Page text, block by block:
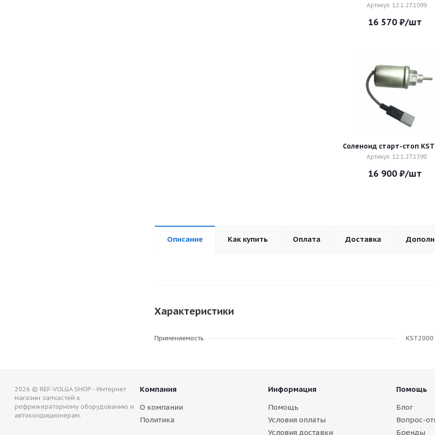
Артикул: 12.1.27.1099
16 570₽/шт
Соленоид старт-стоп
Артикул: 12.1.27.1390
16 900₽/шт
Описание Как купить Оплата Доставка
Характеристики
Применяемость KST2000
2026 © REF-VOLGA SHOP - Интернет
магазин запчастей к
рефрижераторному оборудованию и
автокондиционерам.
Компания
О компании
Политика
Информация
Помощь
Условия оплаты
Условия доставки
Помощь
Блог
Вопрос-
Бренды